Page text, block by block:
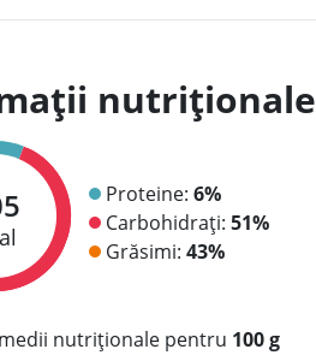
nutriționale
Proteine: 6%
Carbohidrați: 51%
Grăsimi: 43%
nutriționale pentru 100 g